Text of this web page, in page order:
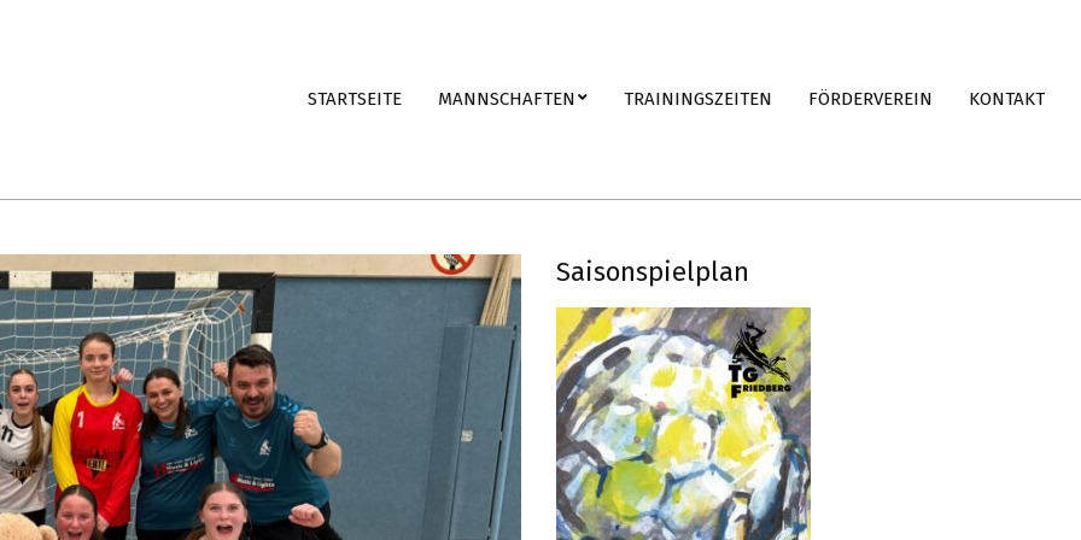
STARTSEITE MANNSCHAFTEN TRAININGSZEITEN FÖRDERVEREIN KONTAKT
Saisonspielplan